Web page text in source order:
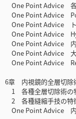
One Point Advice 各
One Point Advice
One Point Advice
One Point Advice
One Point Advice 内
One Point Advice 大
One Point Advice
6章 内視鏡的全層切除
1 各種全層切除術の
2 各種縫縮手技の特
One Point Advice 内